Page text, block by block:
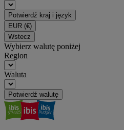
Potwierdź kraj i język
EUR (€)
Wstecz
Wybierz walutę poniżej
Region
Waluta
Potwierdź walutę